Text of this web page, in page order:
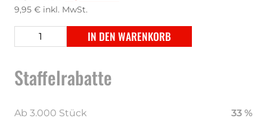
9,95 € inkl. MwSt.
IN DEN WARENKORB
Staffelrabatte
Ab 3.000 Stück
33 %